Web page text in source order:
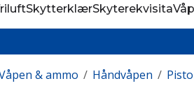
SkytterklærSkyterekvisita
/
& ammo /
Håndvåpen